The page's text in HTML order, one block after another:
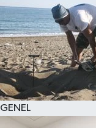
GENEL